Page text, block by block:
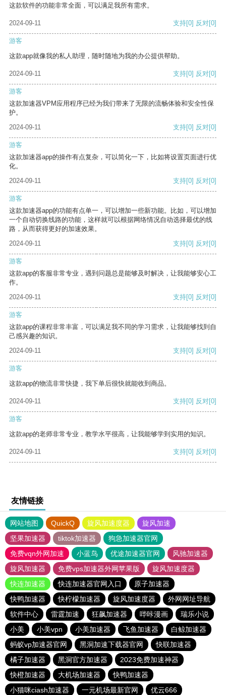
这款软件的功能非常全面，可以满足我所有需求。
2024-09-11 支持[0] 反对[0]
游客
这款app就像我的私人助理，随时随地为我的办公提供帮助。
2024-09-11 支持[0] 反对[0]
游客
这款加速器VPM应用程序已经为我们带来了无限的流畅体验和安全性保
护。
2024-09-11
支持[0] 反对[0]
游客
这款加速器app的操作有点复杂，可以简化一下，比如将设置页面进行优
化。
2024-09-11
支持[0] 反对[0]
游客
这款加速器app的功能有点单一，可以增加一些新功能。比如，可以增加
一个自动切换线路的功能，这样就可以根据网络情况自动选择最优的线
路，从而获得更好的加速效果。
2024-09-11
支持[0] 反对[0]
游客
这款app的客服非常专业，遇到问题总是能够及时解决，让我能够安心工
作。
2024-09-11
支持[0] 反对[0]
游客
这款app的课程非常丰富，可以满足我不同的学习需求，让我能够找到自
己感兴趣的知识。
2024-09-11
支持[0] 反对[0]
游客
这款app的物流非常快捷，我下单后很快就能收到商品。
2024-09-11 支持[0] 反对[0]
游客
这款app的老师非常专业，教学水平很高，让我能够学到实用的知识。
2024-09-11 支持[0] 反对[0]
友情链接
网站地图 QuickQ 旋风加速度器
旋风加速
坚果加速器
tiktok加速器
狗急加速器官网
免费vqn外网加速
小蓝鸟 优途加速器官网
风驰加速器
旋风加速器
免费vps加速器外网苹果版
旋风加速度器
快连加速器
快连加速器官网入口
原子加速器
快鸭加速器
快柠檬加速器 旋风加速度器
外网网址导航
软件中心
雷霆加速 狂飙加速器 哔咔漫画
瑞乐小说
小美
小美vpn 小美加速器 飞鱼加速器
白鲸加速器
蚂蚁vp加速器官网
黑洞加速下载器官网
快联加速器
橘子加速器
黑洞官方加速器
2023免费加速神器
快橙加速器
大机场加速器
快鸭加速器
小猫咪ciash加速器
一元机场最新官网 优云666